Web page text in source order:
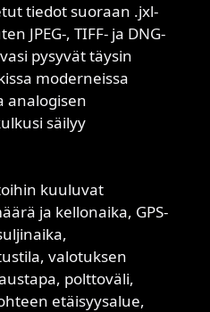
tiedot suoraan .jxl-
JPEG-, TIFF- ja DNG-
pysyvät täysin
moderneissa
analogisen
säilyy
kuuluvat
ja kellonaika, GPS-
valotuksen
polttoväli,
etäisyysalue,